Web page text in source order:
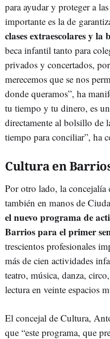
para ayudar y proteger a
importante es la de
clases extraescolares y la
beca infantil tanto para
privados y concertados,
merecemos que se nos
donde queramos”, ha
tu tiempo y tu dinero, es
directamente al bolsillo de
tiempo para conciliar”, ha
Cultura en
Por otro lado, la
también en manos de
el nuevo programa de
Barrios para el primer
trescientos profesionales
más de cien actividades
teatro, música, danza,
lectura en veinte espacios
El concejal de Cultura,
que “este programa, que